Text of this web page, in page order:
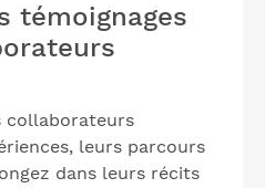
témoignages
collaborateurs
leurs parcours
dans leurs récits